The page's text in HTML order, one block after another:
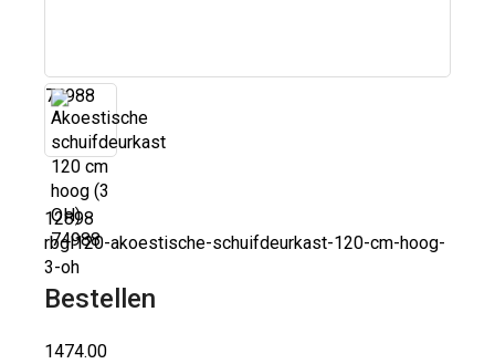
74988
12898
rbgl120-akoestische-schuifdeurkast-120-cm-hoog-
3-oh
Bestellen
1474.00